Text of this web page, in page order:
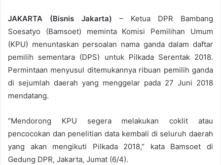
JAKARTA (Bisnis Jakarta) – Ketua DPR Bambang
Soesatyo (Bamsoet) meminta Komisi Pemilihan Umum
(KPU) menuntaskan persoalan nama ganda dalam daftar
pemilih sementara (DPS) untuk Pilkada Serentak 2018.
Permintaan menyusul ditemukannya ribuan pemilih ganda
di sejumlah daerah yang menggelar pada 27 Juni 2018
mendatang.
“Mendorong KPU segera melakukan coklit atau
pencocokan dan penelitian data kembali di seluruh daerah
yang akan mengikuti Pilkada 2018,” kata Bamsoet di
Gedung DPR, Jakarta, Jumat (6/4).